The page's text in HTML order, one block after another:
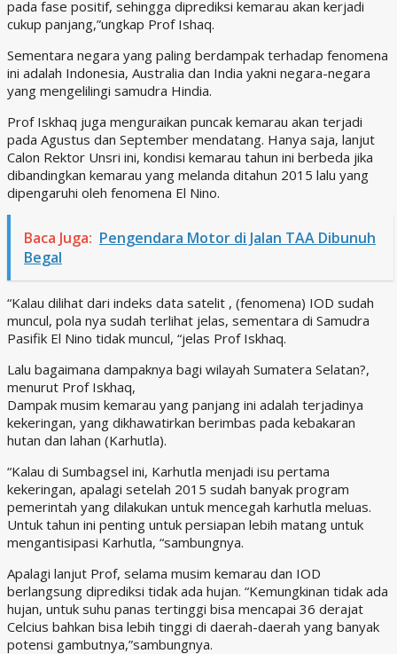
pada fase positif, sehingga diprediksi kemarau akan kerjadi
cukup panjang,”ungkap Prof Ishaq.
Sementara negara yang paling berdampak terhadap fenomena
ini adalah Indonesia, Australia dan India yakni negara-negara
yang mengelilingi samudra Hindia.
Prof Iskhaq juga menguraikan puncak kemarau akan terjadi
pada Agustus dan September mendatang. Hanya saja, lanjut
Calon Rektor Unsri ini, kondisi kemarau tahun ini berbeda jika
dibandingkan kemarau yang melanda ditahun 2015 lalu yang
dipengaruhi oleh fenomena El Nino.
Baca Juga: Pengendara Motor di Jalan TAA Dibunuh
Begal
“Kalau dilihat dari indeks data satelit , (fenomena) IOD sudah
muncul, pola nya sudah terlihat jelas, sementara di Samudra
Pasifik El Nino tidak muncul, “jelas Prof Iskhaq.
Lalu bagaimana dampaknya bagi wilayah Sumatera Selatan?,
menurut Prof Iskhaq,
Dampak musim kemarau yang panjang ini adalah terjadinya
kekeringan, yang dikhawatirkan berimbas pada kebakaran
hutan dan lahan (Karhutla).
“Kalau di Sumbagsel ini, Karhutla menjadi isu pertama
kekeringan, apalagi setelah 2015 sudah banyak program
pemerintah yang dilakukan untuk mencegah karhutla meluas.
Untuk tahun ini penting untuk persiapan lebih matang untuk
mengantisipasi Karhutla, “sambungnya.
Apalagi lanjut Prof, selama musim kemarau dan IOD
berlangsung diprediksi tidak ada hujan. “Kemungkinan tidak ada
hujan, untuk suhu panas tertinggi bisa mencapai 36 derajat
Celcius bahkan bisa lebih tinggi di daerah-daerah yang banyak
potensi gambutnya,”sambungnya.